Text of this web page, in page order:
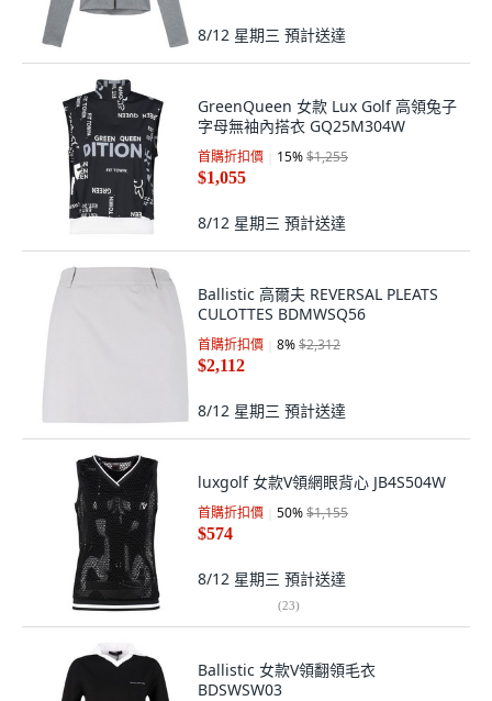
8/12 星期三 預計送達
GreenQueen 女款 Lux Golf 高領兔子
字母無袖內搭衣 GQ25M304W
首購折扣價 15%$1,255
$1,055
8/12 星期三 預計送達
Ballistic 高爾夫 REVERSAL PLEATS
CULOTTES BDMWSQ56
首購折扣價 8%$2,312
$2,112
8/12 星期三 預計送達
luxgolf 女款V領網眼背心 JB4S504W
首購折扣價 50%$1,155
$574
8/12 星期三 預計送達
(23)
Ballistic 女款V領翻領毛衣
BDSWSW03